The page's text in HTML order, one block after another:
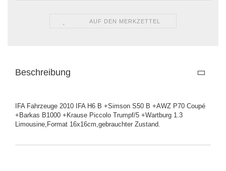
AUF DEN MERKZETTEL
Beschreibung
IFA Fahrzeuge 2010 IFA H6 B +Simson S50 B +AWZ P70 Coupé
+Barkas B1000 +Krause Piccolo Trumpf/5 +Wartburg 1.3
Limousine,Format 16x16cm,gebrauchter Zustand.